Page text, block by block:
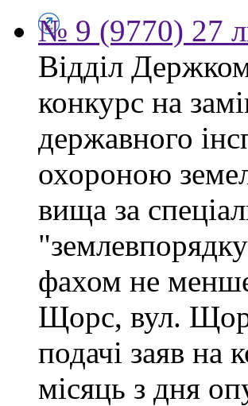
№ 9 (9770) 27
Відділ
конкурс на
державного
охороною
вища за
фахом не
Щорс, вул.
подачі заяв на
місяць з дня